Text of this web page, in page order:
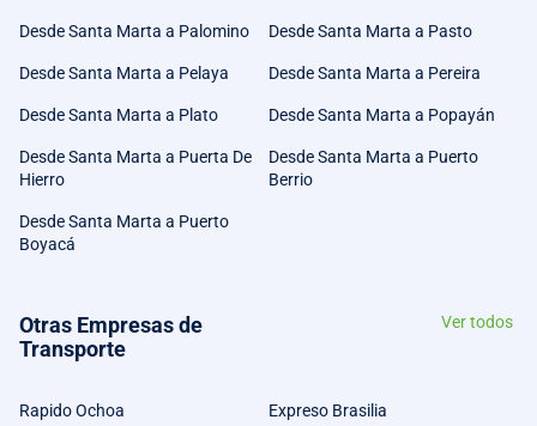
Desde Santa Marta a Palomino Desde Santa Marta a Pasto
Desde Santa Marta a Pelaya Desde Santa Marta a Pereira
Desde Santa Marta a Plato Desde Santa Marta a Popayán
Desde Santa Marta a Puerta De
Hierro
Desde Santa Marta a Puerto
Berrio
Desde Santa Marta a Puerto
Boyacá
Otras Empresas de
Transporte
Ver todos
Rapido Ochoa Expreso Brasilia